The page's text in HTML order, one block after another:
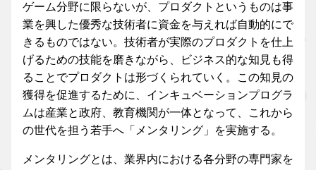
ゲーム分野に限らないが、プロダクトというものは事
業を興した優秀な技術者に資金を与えれば自動的にで
きるものではない。技術者が実際のプロダクトを仕上
げるための技能を磨きながら、ビジネス的な知見も得
ることでプロダクトは形づくられていく。この知見の
獲得を促進するために、インキュベーションプログラ
ムは産業と政府、教育機関が一体となって、これから
の世代を担う若手へ「メンタリング」を実施する。
メンタリングとは、業界内における各分野の専門家を